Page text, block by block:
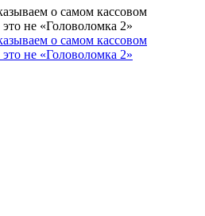
о самом кассовом
не «Головоломка 2»
о самом кассовом
не «Головоломка 2»